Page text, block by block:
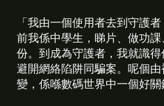
「我由一個使用者去到守護
前我係中學生，睇片、做功
份。到成為守護者，我就識得
避開網絡陷阱同騙案。呢個
變，係喺數碼世界中一個好關